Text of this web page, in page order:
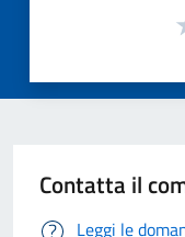
Contatta il
Leggi le